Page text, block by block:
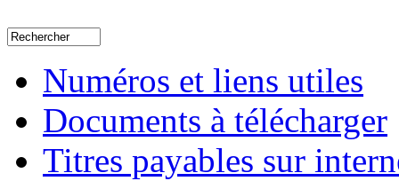
Numéros et liens utiles
Documents à télécharger
Titres payables sur